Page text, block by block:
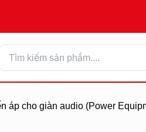
áp cho giàn audio (Power